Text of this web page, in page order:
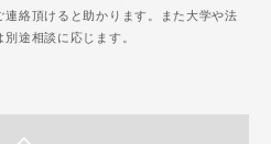
絡頂けると助かります。また大学や法
途相談に応じます。